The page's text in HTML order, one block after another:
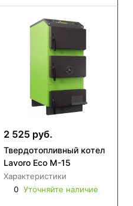
2 525 руб.
Твердотопливный котел
Lavoro Eco M-15
Характеристики
0 Уточняйте наличие